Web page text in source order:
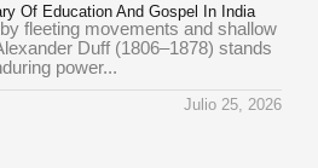
Of Education And Gospel In India
fleeting movements and shallow
Duff (1806–1878) stands
power...
Julio 25, 2026